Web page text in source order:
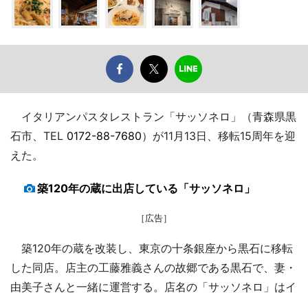
イタリアンパスタレストラン「サッソネロ」（青森県黒
石市、TEL 0172-88-7680）が11月13日、移転15周年を迎
えた。
築120年の蔵に出店している「サッソネロ」
［広告］
築120年の蔵を改装し、東京の十条銀座から黒石に移転
した同店。店主の工藤雅義さんの故郷である黒石で、妻・
由美子さんと一緒に運営する。店名の「サッソネロ」はイ